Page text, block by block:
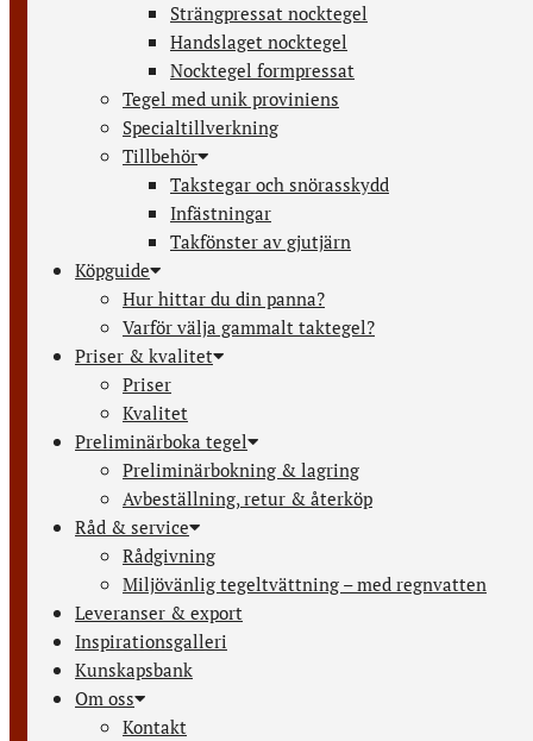
Strängpressat nocktegel
Handslaget nocktegel
Nocktegel formpressat
Tegel med unik proviniens
Specialtillverkning
Tillbehör
Takstegar och snörasskydd
Infästningar
Takfönster av gjutjärn
Köpguide
Hur hittar du din panna?
Varför välja gammalt taktegel?
Priser & kvalitet
Priser
Kvalitet
Preliminärboka tegel
Preliminärbokning & lagring
Avbeställning, retur & återköp
Råd & service
Rådgivning
Miljövänlig tegeltvättning – med regnvatten
Leveranser & export
Inspirationsgalleri
Kunskapsbank
Om oss
Kontakt